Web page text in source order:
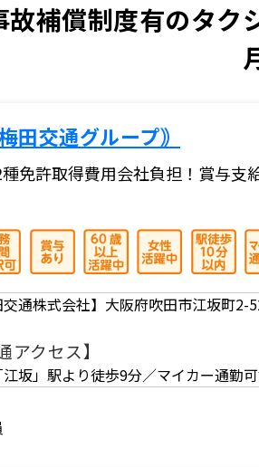
故補償制度有のタ
田交通グループ｠
免許取得費用会社負担！賞与
交通株式会社】大阪府吹田市江坂町2-
アクセス】
坂」駅より徒歩9分／マイカー通勤